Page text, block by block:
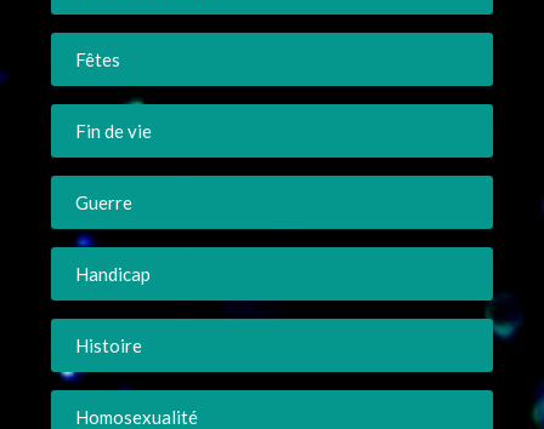
Fêtes
Fin de vie
Guerre
Handicap
Histoire
Homosexualité